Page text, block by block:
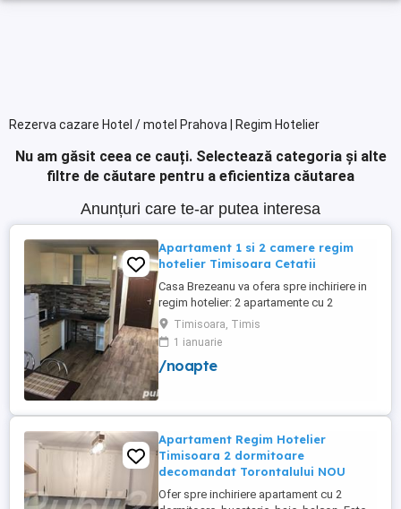
Rezerva cazare Hotel / motel Prahova | Regim Hotelier
Nu am găsit ceea ce cauți. Selectează categoria și alte
filtre de căutare pentru a eficientiza căutarea
Anunțuri care te-ar putea interesa
Apartament 1 si 2 camere regim
hotelier Timisoara Cetatii
Casa Brezeanu va ofera spre inchiriere in
regim hotelier: 2 apartamente cu 2
dormitoare, baie si bucatarie proprie. (4
locuri cazare in fiecare apartament) 1
apartament cu 1 dormitor, baie si
bucatarie proprie. (3 locuri cazare) Fiecare
Timisoara, Timis
1 ianuarie
/noapte
Apartament Regim Hotelier
Timisoara 2 dormitoare
decomandat Torontalului NOU
Ofer spre inchiriere apartament cu 2